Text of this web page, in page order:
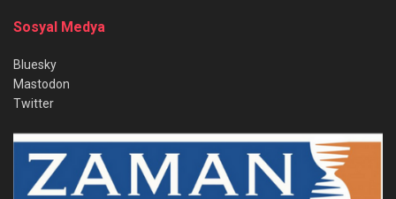
Sosyal Medya
Bluesky
Mastodon
Twitter